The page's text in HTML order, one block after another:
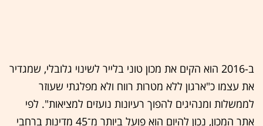
ב-2016 הוא הקים את מכון טוני בלייר לשינוי גלובלי, שמגדיר
את עצמו כ"ארגון ללא מטרות רווח ולא מפלגתי שעוזר
לממשלות ומנהיגים להפוך רעיונות נועזים למציאות". לפי
אתר המכון, נכון להיום הוא פועל ביותר מ־45 מדינות ברחבי